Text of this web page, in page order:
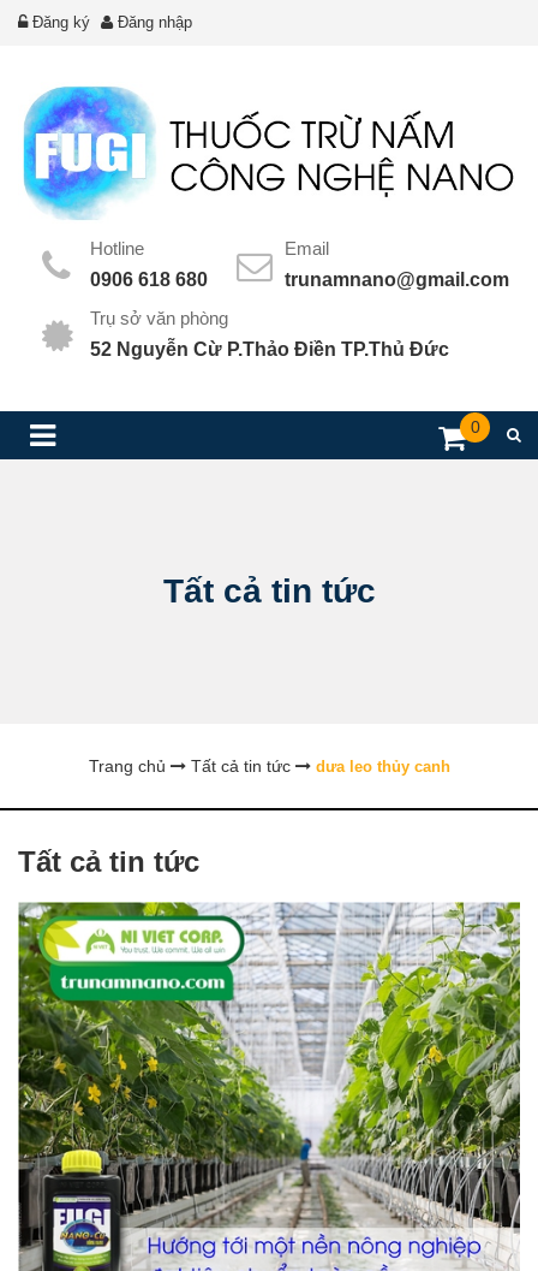
Đăng ký Đăng nhập
Hotline
0906 618 680
Email
trunamnano@gmail.com
Trụ sở văn phòng
52 Nguyễn Cừ P.Thảo Điền TP.Thủ Đức
0
Tất cả tin tức
Trang chủ Tất cả tin tức dưa leo thủy canh
Tất cả tin tức